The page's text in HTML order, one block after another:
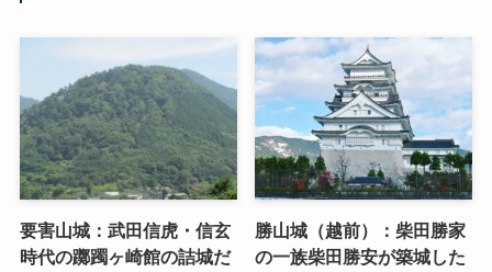
要害山城：武田信虎・信玄
時代の躑躅ヶ崎館の詰城だ
勝山城（越前）：柴田勝家
の一族柴田勝安が築城した